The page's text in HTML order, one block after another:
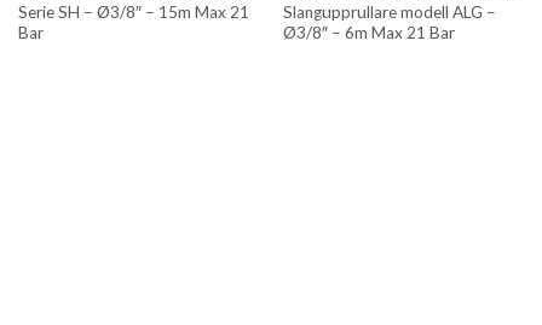
Serie SH – Ø3/8″ – 15m Max 21
Bar
Slangupprullare modell ALG –
Ø3/8″ – 6m Max 21 Bar